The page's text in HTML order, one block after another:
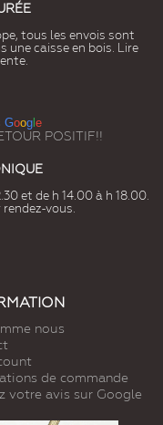
tous les envois sont
une caisse en bois. Lire
Goog e
POSITIF!!
et de h 14.00 à h 18.00.
vous.
nous
de commande
votre avis sur Google